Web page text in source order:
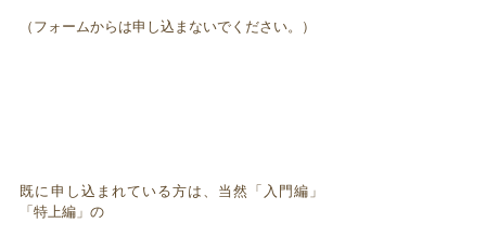
（フォームからは申し込まないでください。）
既に申し込まれている方は、当然「入門編」
「特上編」の